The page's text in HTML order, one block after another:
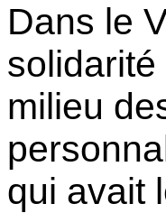
Dans le
milieu
qui avait